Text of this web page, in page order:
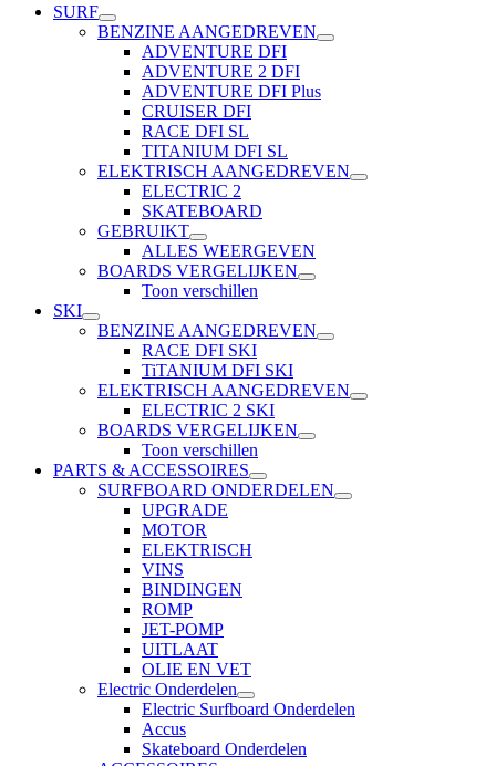
Français
SURF
BENZINE AANGEDREVEN
ADVENTURE DFI
ADVENTURE 2 DFI
ADVENTURE DFI Plus
CRUISER DFI
RACE DFI SL
TITANIUM DFI SL
ELEKTRISCH AANGEDREVEN
ELECTRIC 2
SKATEBOARD
GEBRUIKT
ALLES WEERGEVEN
BOARDS VERGELIJKEN
Toon verschillen
SKI
BENZINE AANGEDREVEN
RACE DFI SKI
TiTANIUM DFI SKI
ELEKTRISCH AANGEDREVEN
ELECTRIC 2 SKI
BOARDS VERGELIJKEN
Toon verschillen
PARTS & ACCESSOIRES
SURFBOARD ONDERDELEN
UPGRADE
MOTOR
ELEKTRISCH
VINS
BINDINGEN
ROMP
JET-POMP
UITLAAT
OLIE EN VET
Electric Onderdelen
Electric Surfboard Onderdelen
Accus
Skateboard Onderdelen